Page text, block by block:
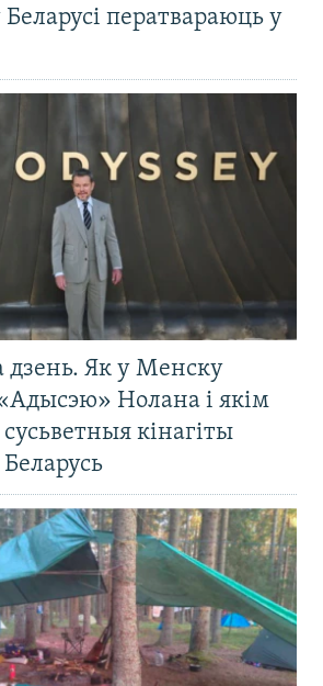
ператвараюць у
дзень. Як у Менску
Нолана і якім
кінагіты